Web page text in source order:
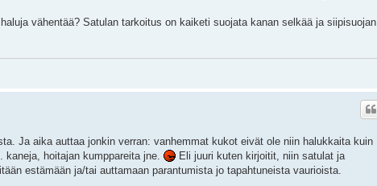
vähentää? Satulan tarkoitus on kaiketi suojata kanan selkää ja siipisuojan
Ja aika auttaa jonkin verran: vanhemmat kukot eivät ole niin halukkaita kuin
hoitajan kumppareita jne.
Eli juuri kuten kirjoitit, niin satulat ja
estämään ja/tai auttamaan parantumista jo tapahtuneista vaurioista.